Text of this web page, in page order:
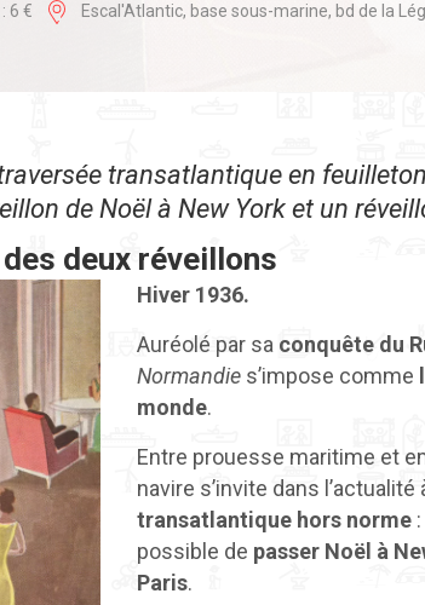
6 € Escal'Atlantic, base sous-marine, bd de la
transatlantique en
de Noël à New York et un
deux réveillons
Hiver 1936.
Auréolé par sa conquête du
Normandie s’impose comme
monde.
Entre prouesse maritime et
navire s’invite dans l’actualité
transatlantique hors norme
possible de passer Noël à
Paris.